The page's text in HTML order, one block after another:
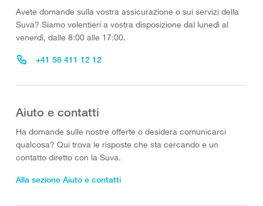
Avete domande sulla vostra assicurazione o sui servizi della
Suva? Siamo volentieri a vostra disposizione dal lunedì al
venerdì, dalle 8:00 alle 17:00.
+41 58 411 12 12
Aiuto e contatti
Ha domande sulle nostre offerte o desidera comunicarci
qualcosa? Qui trova le risposte che sta cercando e un
contatto diretto con la Suva.
Alla sezione Aiuto e contatti